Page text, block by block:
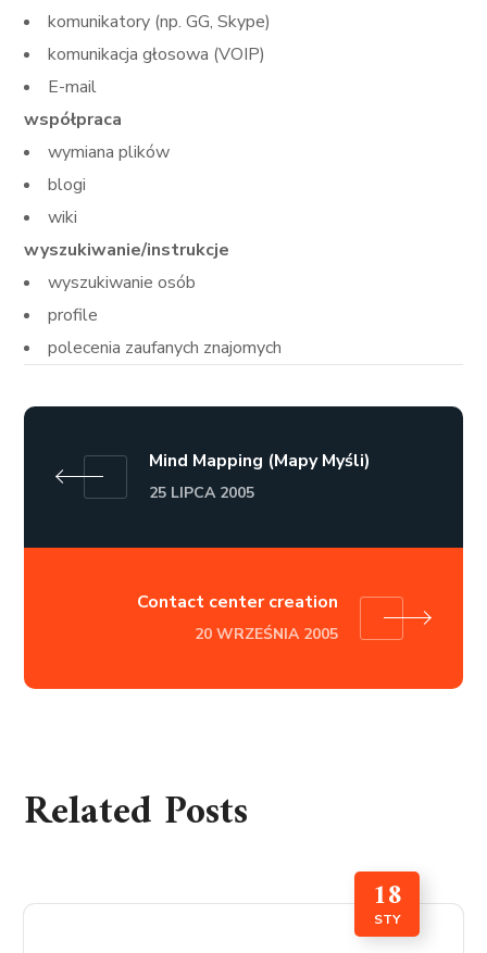
komunikatory (np. GG, Skype)
komunikacja głosowa (VOIP)
E-mail
współpraca
wymiana plików
blogi
wiki
wyszukiwanie/instrukcje
wyszukiwanie osób
profile
polecenia zaufanych znajomych
Mind Mapping (Mapy Myśli)
25 LIPCA 2005
Contact center creation
20 WRZEŚNIA 2005
Related Posts
18
STY